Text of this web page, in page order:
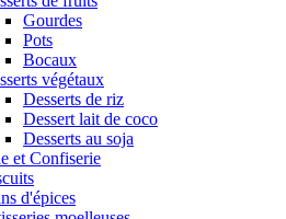
Gourdes
Pots
Bocaux
végétaux
Desserts de riz
Dessert lait de coco
Desserts au soja
et Confiserie
d'épices